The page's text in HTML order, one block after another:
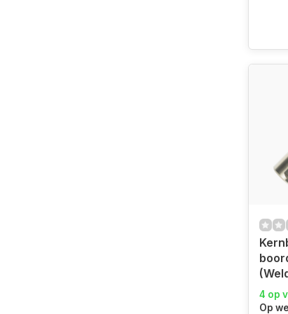
4 op
Op